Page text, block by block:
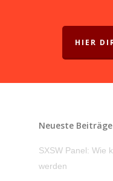
HIER
Neueste Beiträge
SXSW Panel: Wie
werden